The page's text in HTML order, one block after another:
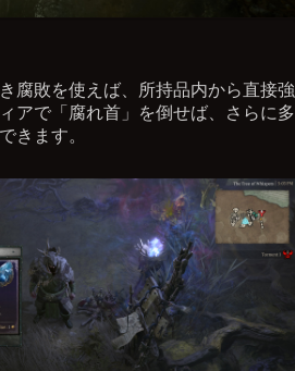
腐敗を使えば、所持品内から直接強
アで「腐れ首」を倒せば、さらに多
きます。